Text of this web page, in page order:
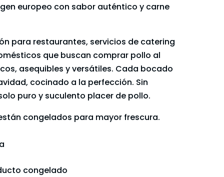
europeo con sabor auténtico y carne
para restaurantes, servicios de catering
que buscan comprar pollo al
asequibles y versátiles. Cada bocado
cocinado a la perfección. Sin
puro y suculento placer de pollo.
congelados para mayor frescura.
congelado